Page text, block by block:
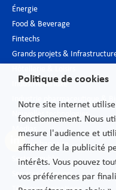
Énergie
Food & Beverage
Fintechs
Grands projets &
Industrie du luxe
Industrie pharmaceutique &
Nouvelles technologies
Secteur bancaire
Secteur public
Services financiers
Politique de cookies
Notre site internet utilise
fonctionnement. Nous
mesure l'audience et
afficher de la publicité
intérêts. Vous pouvez
vos préférences par